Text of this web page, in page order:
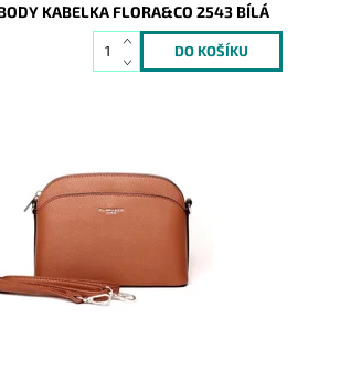
KABELKA FLORA&CO 2543 BÍLÁ
držící svůj tvar v hnědé barvě.
Skladem
20028
FLORA&CO
2 roky